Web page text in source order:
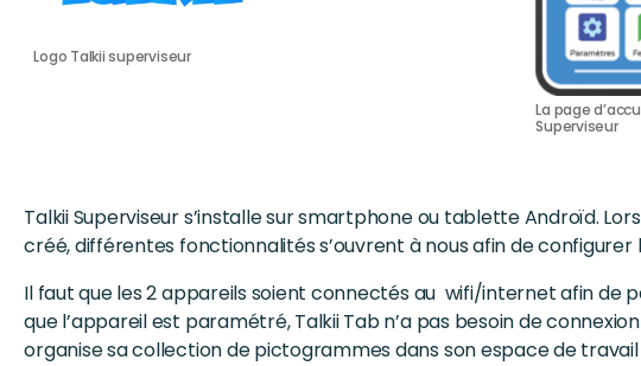
Logo Talkii superviseur
La page
Superviseur
Talkii Superviseur s’installe sur smartphone ou tablette Androïd.
créé, différentes fonctionnalités s’ouvrent à nous afin de configurer
Il faut que les 2 appareils soient connectés au wifi/internet afin de
que l’appareil est paramétré, Talkii Tab n’a pas besoin de
organise sa collection de pictogrammes dans son espace de travail